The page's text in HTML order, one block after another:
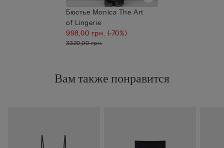
Бюстье Monica The Art
of Lingerie
998,00 грн. (-70%)
3329,00 грн.
Вам также понравится